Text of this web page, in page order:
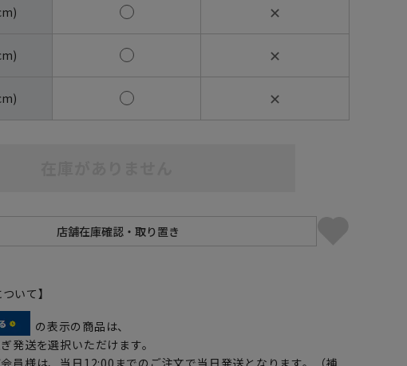
✕
✕
✕
いて】
の表示の商品は、
発送を選択いただけます。
員様は、当日12:00までのご注文で当日発送となります。（補